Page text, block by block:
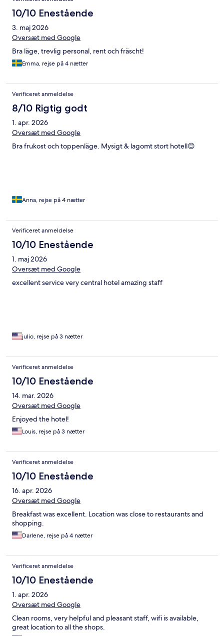
10/10 Enestående
3. maj 2026
Oversæt med Google
Bra läge, trevlig personal, rent och fräscht!
Emma, rejse på 4 nætter
Verificeret anmeldelse
8/10 Rigtig godt
1. apr. 2026
Oversæt med Google
Bra frukost och toppenläge. Mysigt & lagomt stort hotell😊
Anna, rejse på 4 nætter
Verificeret anmeldelse
10/10 Enestående
1. maj 2026
Oversæt med Google
excellent service very central hotel amazing staff
julio, rejse på 3 nætter
Verificeret anmeldelse
10/10 Enestående
14. mar. 2026
Oversæt med Google
Enjoyed the hotel!
Louis, rejse på 3 nætter
Verificeret anmeldelse
10/10 Enestående
16. apr. 2026
Oversæt med Google
Breakfast was excellent. Location was close to restaurants and
shopping.
Darlene, rejse på 4 nætter
Verificeret anmeldelse
10/10 Enestående
1. apr. 2026
Oversæt med Google
Clean rooms, very helpful and pleasant staff, wifi is available,
great location to all the shops.